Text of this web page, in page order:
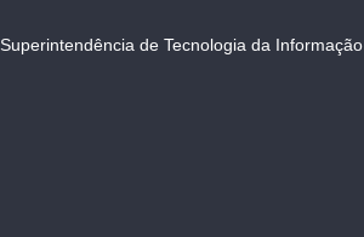
Superintendência de Tecnologia da Informação